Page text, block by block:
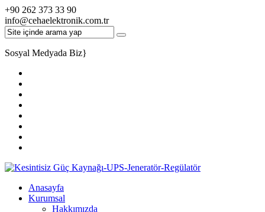
+90 262 373 33 90
info@cehaelektronik.com.tr
Sosyal Medyada Biz}
Anasayfa
Kurumsal
Hakkımızda